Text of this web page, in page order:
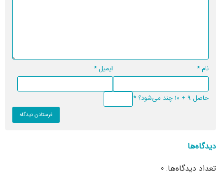
نام* ایمیل*
حاصل 9 + 10 چند می‌شود؟ *
دیدگاه‌ها
تعداد دیدگاه‌ها: 0